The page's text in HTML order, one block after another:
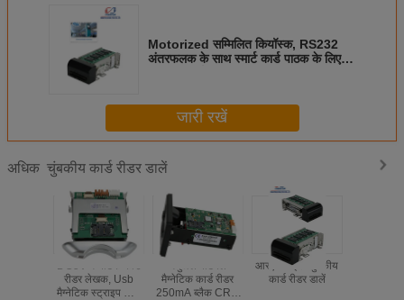
Motorized सम्मिलित कियॉस्क, RS232
अंतरफलक के साथ स्मार्ट कार्ड पाठक के लिए
जारी रखें
अधिक चुंबकीय कार्ड रीडर डालें
DC5V मैग्नेटिक कार्ड
रीडर लेखक, Usb
मैग्नेटिक स्ट्राइप कार्ड
मैनुअल पोर्टेबल
मैग्नेटिक कार्ड रीडर
250mA ब्लैक CRT-
आरएफआईडी चुंबकीय
कार्ड रीडर डालें